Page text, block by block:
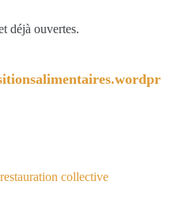
déjà ouvertes.
collective